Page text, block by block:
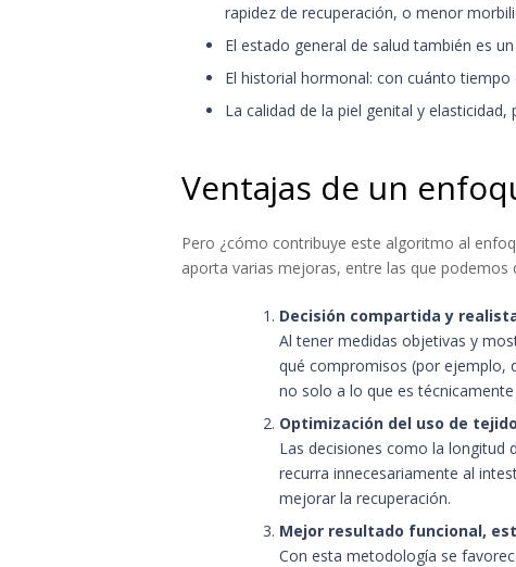
rapidez de recuperación, o menor
El estado general de salud también es
El historial hormonal: con cuánto
La calidad de la piel genital y elasticidad,
Ventajas de un
Pero ¿cómo contribuye este algoritmo al
aporta varias mejoras, entre las que podemos
Decisión compartida y
Al tener medidas objetivas y
qué compromisos (por ejemplo,
no solo a lo que es técnicamente
Optimización del uso de
Las decisiones como la longitud
recurra innecesariamente al
mejorar la recuperación.
Mejor resultado funcional,
Con esta metodología se